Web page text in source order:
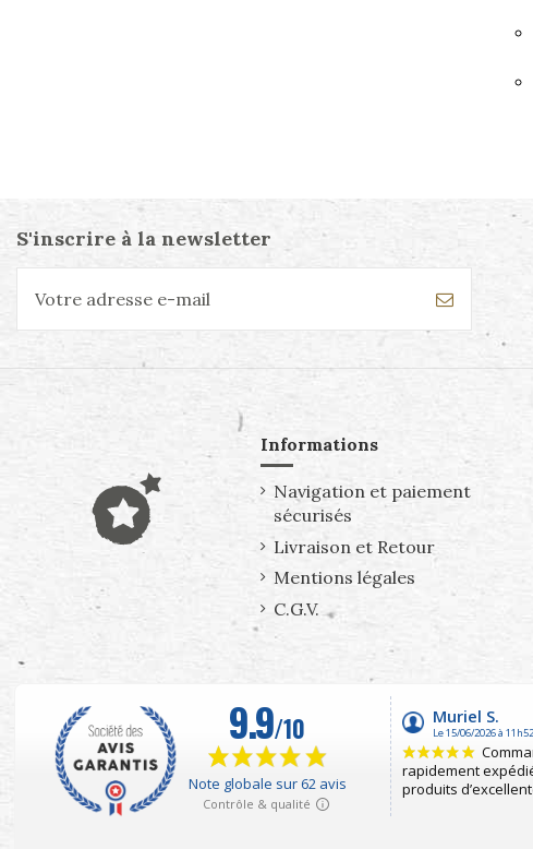
S'inscrire à la newsletter
Informations
Navigation et paiement
sécurisés
Livraison et Retour
Mentions légales
C.G.V.